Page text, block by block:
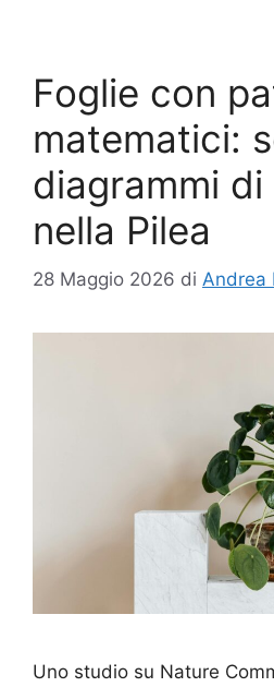
Foglie con
matematici:
diagrammi di
nella Pilea
28 Maggio 2026 di Andrea
Uno studio su Nature